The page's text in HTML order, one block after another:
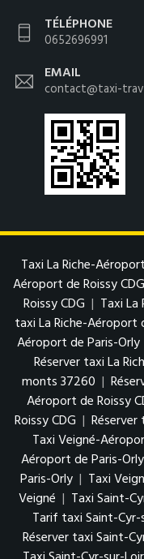
TÉLÉPHONE
0652696991
EMAIL
contact@taxi-
Taxi La Riche-
Aéroport de Roissy CDG
Roissy CDG | Taxi
taxi La Riche-Aéroport
Aéroport de Paris-Orly
Réserver taxi La
monts 37260 |
Aéroport de Roissy
Roissy CDG |
Taxi Veigné-
Aéroport de Paris-Orly
Paris-Orly | Taxi
Veigné | Taxi Saint-
Tarif taxi Saint-Cyr-
Réserver taxi Saint-